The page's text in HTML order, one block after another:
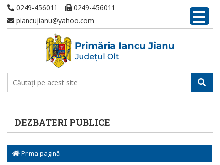
0249-456011
0249-456011
piancujianu@yahoo.com
DEZBATERI PUBLICE
Prima pagină